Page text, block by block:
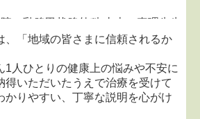
院 乳腺甲状腺外科 山本 真理先生
んについて」
院 消化器内科 笠井 健史先生
診について」
課 保健師 薗田 明日香様
、「地域の皆さまに信頼されるか
1人ひとりの健康上の悩みや不安に
得いただいたうえで治療を受けて
かりやすい、丁寧な説明を心がけ